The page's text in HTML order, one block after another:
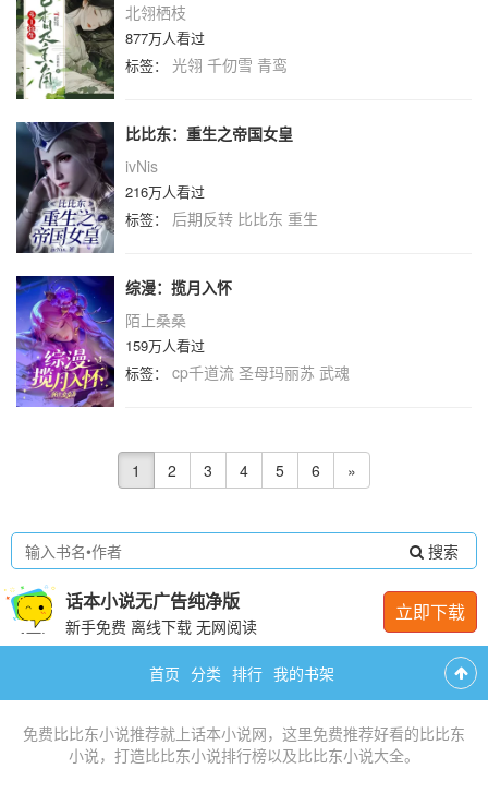
北翎栖枝
877万人看过
标签： 光翎 千仞雪 青鸾
比比东：重生之帝国女皇
ivNis
216万人看过
标签： 后期反转 比比东 重生
综漫：揽月入怀
陌上桑桑
159万人看过
标签： cp千道流 圣母玛丽苏 武魂
1 2 3 4 5 6 »
搜索
话本小说无广告纯净版
新手免费 离线下载 无网阅读
立即下载
首页 分类 排行 我的书架
免费比比东小说推荐就上话本小说网，这里免费推荐好看的比比东
小说，打造比比东小说排行榜以及比比东小说大全。